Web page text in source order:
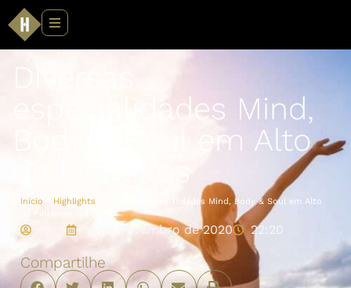
especialidades Mind,
Body & Soul em Alto
Início Highlights
Diversas especialidades Mind, Body & Soul em Alto
18 de novembro de 2020 22:20
Compartilhe